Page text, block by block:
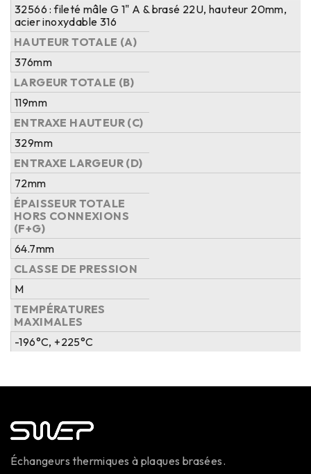
32566 : fileté mâle G 1" A & brasé 22U, hauteur 20mm,
acier inoxydable 316
HAUTEUR TOTALE (A)
376mm
LARGEUR TOTALE (B)
119mm
ENTRAXE HAUTEUR (C)
329mm
ENTRAXE LARGEUR (D)
72mm
ÉPAISSEUR TOTALE
HORS CONNEXIONS
(F+G)
64.7mm
CLASSE DE PRESSION
M
TEMPÉRATURES
MAXIMALES
-196°C, +225°C
Échangeurs thermiques à plaques brasées.